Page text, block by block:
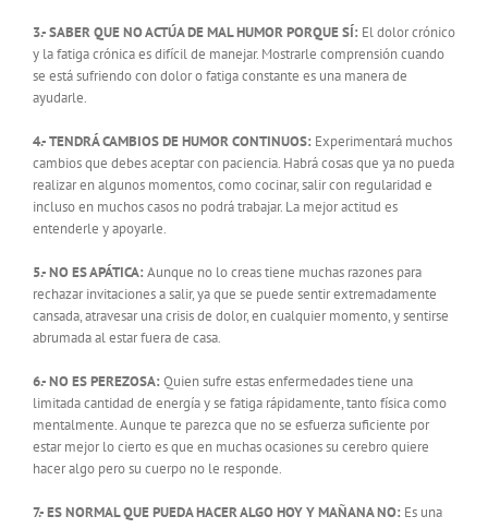
3.- SABER QUE NO ACTÚA DE MAL HUMOR PORQUE SÍ: El dolor crónico
y la fatiga crónica es difícil de manejar. Mostrarle comprensión cuando
se está sufriendo con dolor o fatiga constante es una manera de
ayudarle.
4.- TENDRÁ CAMBIOS DE HUMOR CONTINUOS: Experimentará muchos
cambios que debes aceptar con paciencia. Habrá cosas que ya no pueda
realizar en algunos momentos, como cocinar, salir con regularidad e
incluso en muchos casos no podrá trabajar. La mejor actitud es
entenderle y apoyarle.
5.- NO ES APÁTICA: Aunque no lo creas tiene muchas razones para
rechazar invitaciones a salir, ya que se puede sentir extremadamente
cansada, atravesar una crisis de dolor, en cualquier momento, y sentirse
abrumada al estar fuera de casa.
6.- NO ES PEREZOSA: Quien sufre estas enfermedades tiene una
limitada cantidad de energía y se fatiga rápidamente, tanto física como
mentalmente. Aunque te parezca que no se esfuerza suficiente por
estar mejor lo cierto es que en muchas ocasiones su cerebro quiere
hacer algo pero su cuerpo no le responde.
7.- ES NORMAL QUE PUEDA HACER ALGO HOY Y MAÑANA NO: Es una